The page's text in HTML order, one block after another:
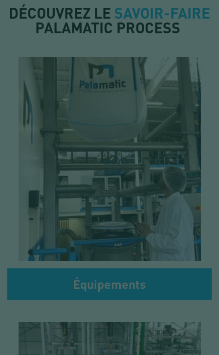
DÉCOUVREZ LE SAVOIR-FAIRE
PALAMATIC PROCESS
Équipements